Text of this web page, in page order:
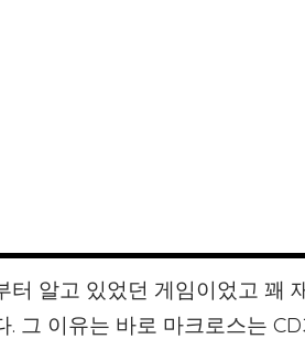
터 알고 있었던 게임이었고 꽤
그 이유는 바로 마크로스는